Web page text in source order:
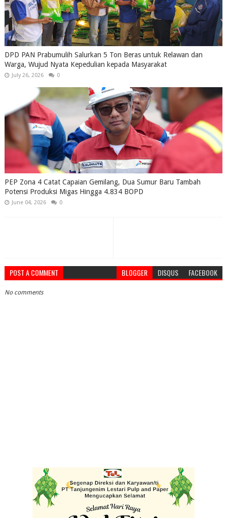
DPD PAN Prabumulih Salurkan 5 Ton Beras untuk Relawan dan
Warga, Wujud Nyata Kepedulian kepada Masyarakat
July 26, 2026 0
PEP Zona 4 Catat Capaian Gemilang, Dua Sumur Baru Tambah
Potensi Produksi Migas Hingga 4.834 BOPD
June 04, 2026 0
POST A COMMENT BLOGGER DISQUS FACEBOOK
No comments